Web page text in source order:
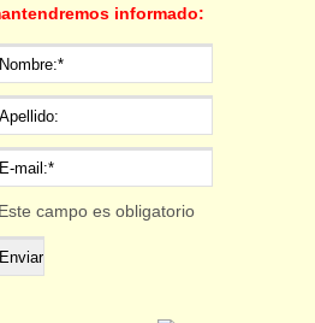
informado:
campo es obligatorio